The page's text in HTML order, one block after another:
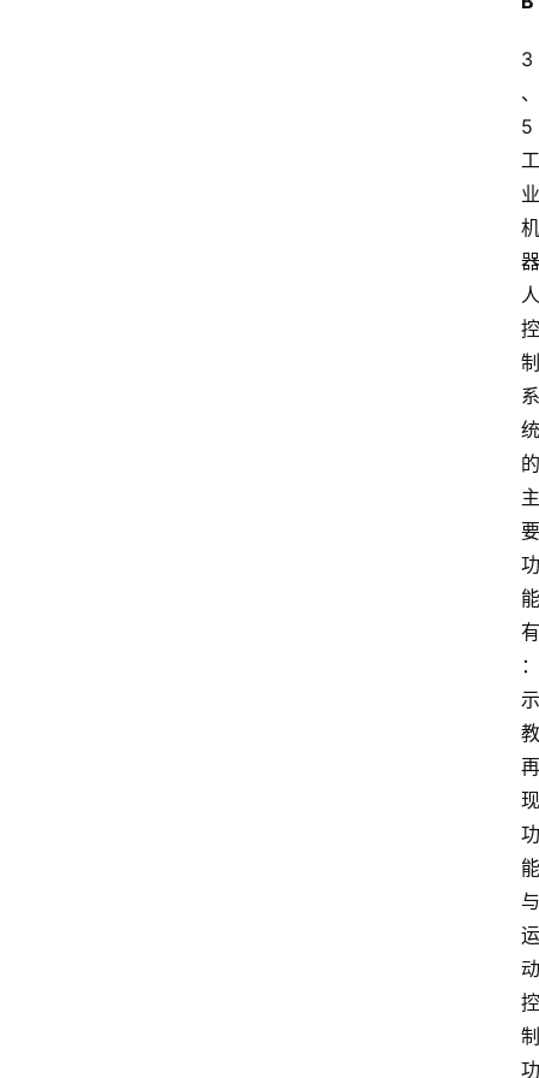
3
、
5
工
业
机
器
人
控
制
系
统
的
主
要
功
能
有
：
示
教
再
现
功
能
与
运
动
控
制
功